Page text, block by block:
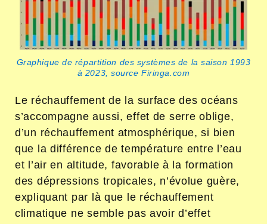
Graphique de répartition des systèmes de la saison 1993
à 2023, source Firinga.com
Le réchauffement de la surface des océans
s’accompagne aussi, effet de serre oblige,
d’un réchauffement atmosphérique, si bien
que la différence de température entre l’eau
et l’air en altitude, favorable à la formation
des dépressions tropicales, n’évolue guère,
expliquant par là que le réchauffement
climatique ne semble pas avoir d’effet